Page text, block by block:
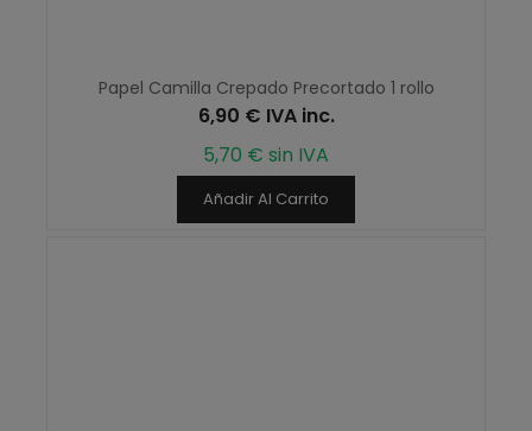
Papel Camilla Crepado Precortado 1 rollo
6,90 € IVA inc.
5,70 € sin IVA
Añadir Al Carrito